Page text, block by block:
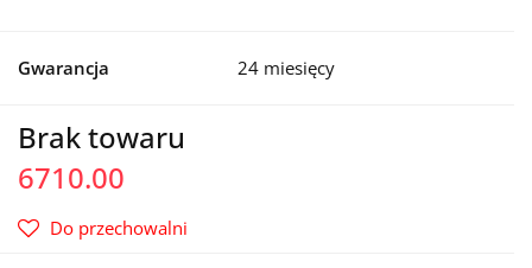
Gwarancja 24 miesięcy
Brak towaru
6710.00
Do przechowalni